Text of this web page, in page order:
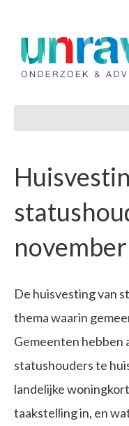
De huisvesting van
thema waarin
Gemeenten hebben
statushouders te
landelijke
taakstelling in, en